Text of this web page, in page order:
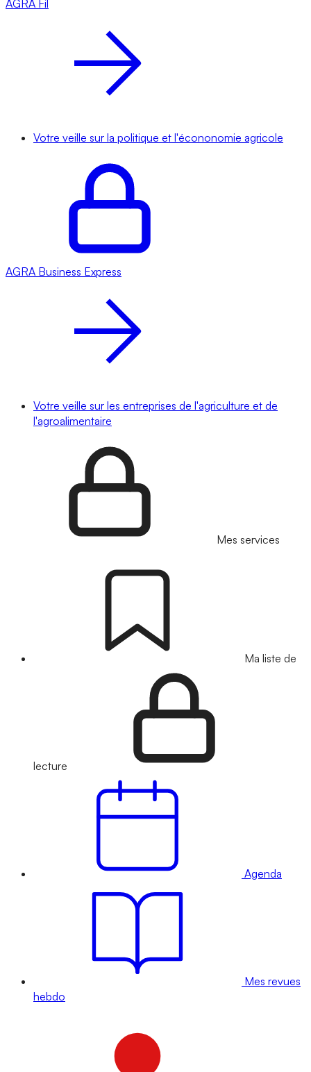
AGRA Fil
Votre veille sur la politique et l'écononomie agricole
AGRA Business Express
Votre veille sur les entreprises de l'agriculture et de
l'agroalimentaire
Mes services
Ma liste de
lecture
Agenda
Mes revues
hebdo